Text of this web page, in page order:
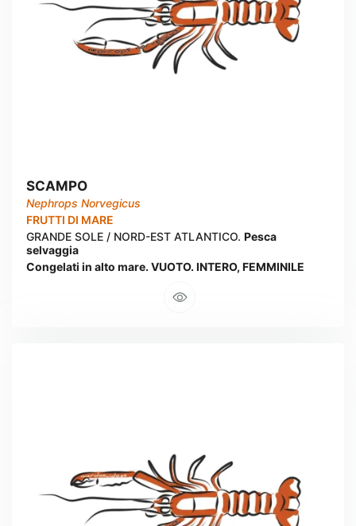
SCAMPO
Nephrops Norvegicus
FRUTTI DI MARE
GRANDE SOLE / NORD-EST ATLANTICO. Pesca
selvaggia
Congelati in alto mare. VUOTO. INTERO, FEMMINILE